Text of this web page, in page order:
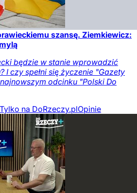
szansę. Ziemkiewicz:
będzie w stanie wprowadzić
I czy spełni się życzenie "Gazety
odcinku "Polski Do
Tylko na DoRzeczy.plOpinie